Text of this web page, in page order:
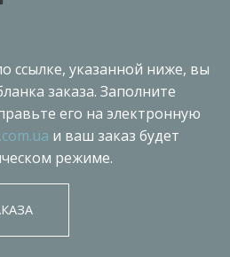
ссылке, указанной ниже, вы
заказа. Заполните
его на электронную
и ваш заказ будет
режиме.